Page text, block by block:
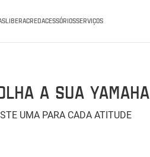
LIBERACREDACESSÓRIOSSERVIÇOS
A SUA YAMAHA
UMA PARA CADA ATITUDE